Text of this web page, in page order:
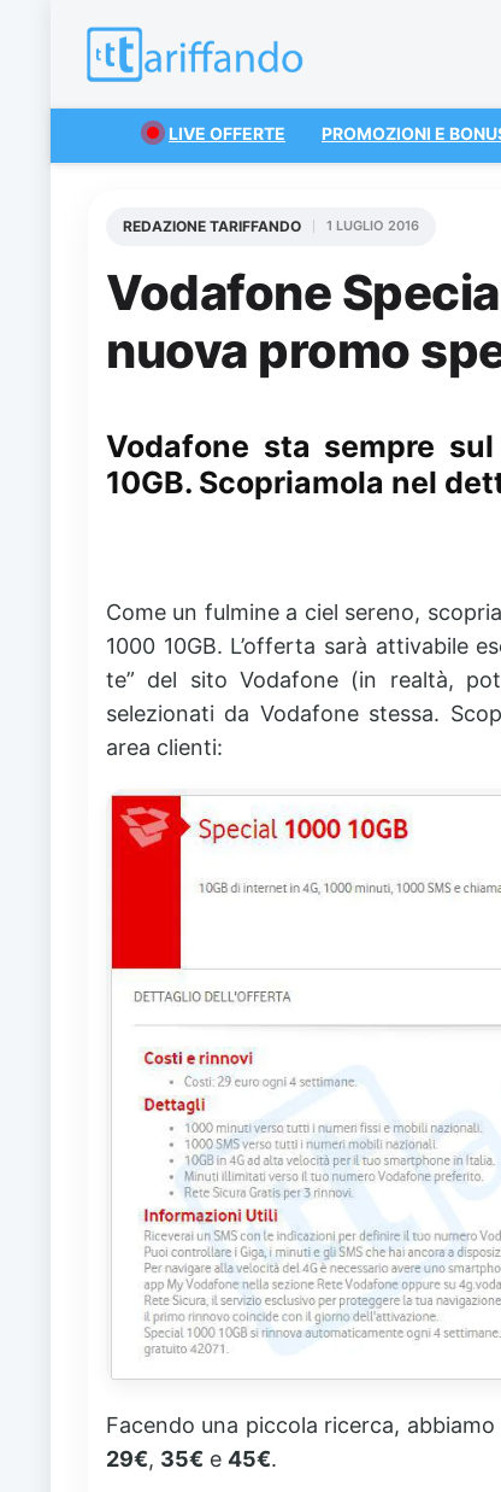
LIVE OFFERTE PROMOZIONI E
Vodafone
nuova promo
REDAZIONE TARIFFANDO 1 LUGLIO 2016
Vodafone sta sempre
10GB. Scopriamola nel
Come un fulmine a ciel sereno,
1000 10GB. L’offerta sarà attivabile
te” del sito Vodafone (in realtà,
selezionati da Vodafone stessa.
area clienti:
Facendo una piccola ricerca,
29€, 35€ e 45€.